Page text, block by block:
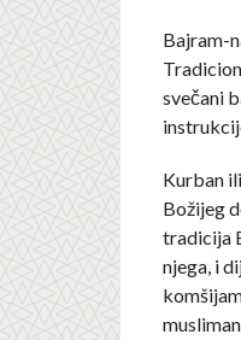
Bajram-
svečani
Kurban
Božijeg
tradicija
njega, i